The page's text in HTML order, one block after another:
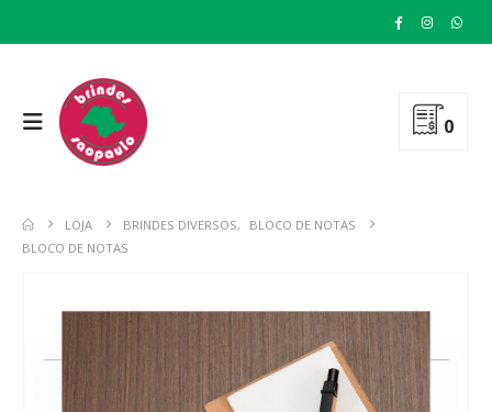
0
LOJA BRINDES DIVERSOS,
BLOCO DE NOTAS
BLOCO DE NOTAS